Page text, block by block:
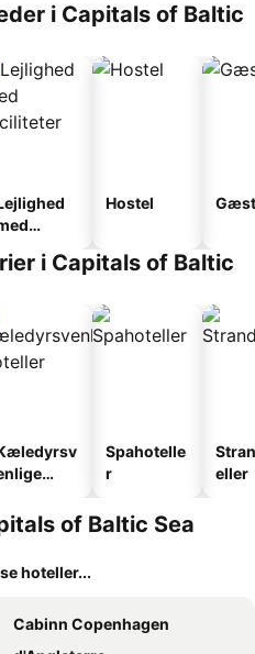
i Capitals of Baltic
Hostel
i Capitals of Baltic
Spahotelle
r
eller
of Baltic Sea
hoteller...
Cabinn Copenhagen